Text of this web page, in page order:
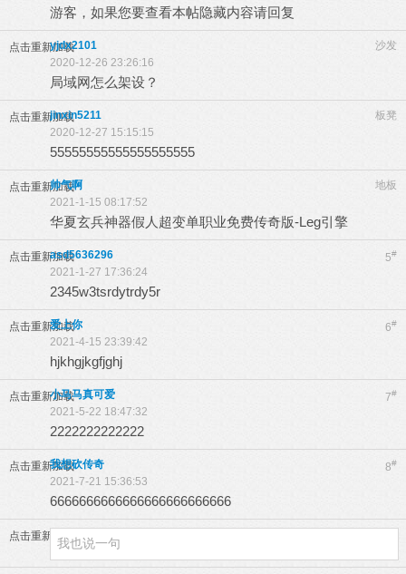
游客，如果您要查看本帖隐藏内容请回复
点击重新加载 沙发
yjdx2101
2020-12-26 23:26:16
局域网怎么架设？
点击重新加载 板凳
jinxin5211
2020-12-27 15:15:15
55555555555555555555
点击重新加载 地板
帅气啊
2021-1-15 08:17:52
华夏玄兵神器假人超变单职业免费传奇版-Leg引擎
点击重新加载 5#
asd5636296
2021-1-27 17:36:24
2345w3tsrdytrdy5r
点击重新加载 6#
爱上你
2021-4-15 23:39:42
hjkhgjkgfjghj
点击重新加载 7#
小马马真可爱
2021-5-22 18:47:32
2222222222222
点击重新加载 8#
我想砍传奇
2021-7-21 15:36:53
6666666666666666666666666
点击重新加载